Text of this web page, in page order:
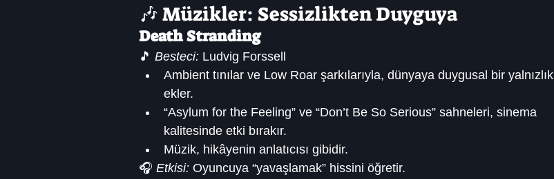
🎶 Müzikler: Sessizlikten Duyguya
Death Stranding
🎵 Besteci: Ludvig Forssell
Ambient tınılar ve Low Roar şarkılarıyla, dünyaya duygusal bir yalnızlık
ekler.
“Asylum for the Feeling” ve “Don’t Be So Serious” sahneleri, sinema
kalitesinde etki bırakır.
Müzik, hikâyenin anlatıcısı gibidir.
🎧 Etkisi: Oyuncuya “yavaşlamak” hissini öğretir.